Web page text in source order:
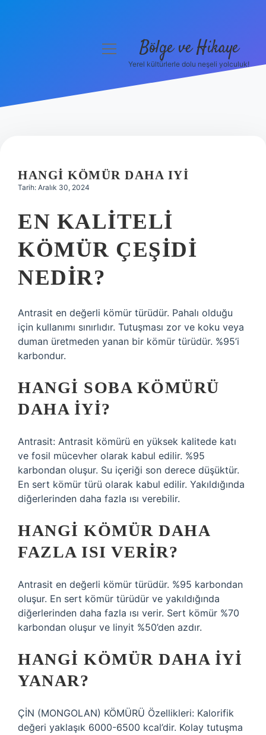
Hakkımızda
menüyü
Bölge ve Hikaye
Yerel kültürlerle dolu neşeli yolculuk!
HANGI KÖMÜR DAHA IYI
Tarih: Aralık 30, 2024
EN KALITELI
KÖMÜR ÇEŞIDI
NEDIR?
Antrasit en değerli kömür türüdür. Pahalı olduğu
için kullanımı sınırlıdır. Tutuşması zor ve koku veya
duman üretmeden yanan bir kömür türüdür. %95’i
karbondur.
HANGI SOBA KÖMÜRÜ
DAHA IYI?
Antrasit: Antrasit kömürü en yüksek kalitede katı
ve fosil mücevher olarak kabul edilir. %95
karbondan oluşur. Su içeriği son derece düşüktür.
En sert kömür türü olarak kabul edilir. Yakıldığında
diğerlerinden daha fazla ısı verebilir.
HANGI KÖMÜR DAHA
FAZLA ISI VERIR?
Antrasit en değerli kömür türüdür. %95 karbondan
oluşur. En sert kömür türüdür ve yakıldığında
diğerlerinden daha fazla ısı verir. Sert kömür %70
karbondan oluşur ve linyit %50’den azdır.
HANGI KÖMÜR DAHA IYI
YANAR?
ÇİN (MONGOLAN) KÖMÜRÜ Özellikleri: Kalorifik
değeri yaklaşık 6000-6500 kcal’dir. Kolay tutuşma